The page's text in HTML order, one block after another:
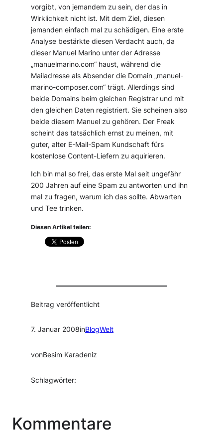
vorgibt, von jemandem zu sein, der das in
Wirklichkeit nicht ist. Mit dem Ziel, diesen
jemanden einfach mal zu schädigen. Eine erste
Analyse bestärkte diesen Verdacht auch, da
dieser Manuel Marino unter der Adresse
„manuelmarino.com“ haust, während die
Mailadresse als Absender die Domain „manuel-
marino-composer.com“ trägt. Allerdings sind
beide Domains beim gleichen Registrar und mit
den gleichen Daten registriert. Sie scheinen also
beide diesem Manuel zu gehören. Der Freak
scheint das tatsächlich ernst zu meinen, mit
guter, alter E-Mail-Spam Kundschaft fürs
kostenlose Content-Liefern zu aquirieren.
Ich bin mal so frei, das erste Mal seit ungefähr
200 Jahren auf eine Spam zu antworten und ihn
mal zu fragen, warum ich das sollte. Abwarten
und Tee trinken.
Diesen Artikel teilen:
Beitrag veröffentlicht
7. Januar 2008inBlogWelt
vonBesim Karadeniz
Schlagwörter:
Kommentare